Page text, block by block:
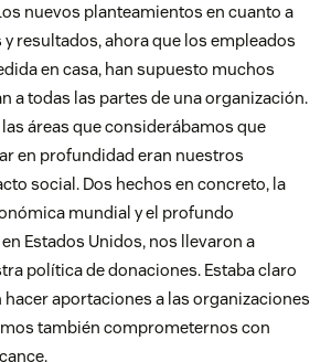
nuevos planteamientos en cuanto a
resultados, ahora que los empleados
en casa, han supuesto muchos
a todas las partes de una organización.
las áreas que considerábamos que
en profundidad eran nuestros
social. Dos hechos en concreto, la
mundial y el profundo
Estados Unidos, nos llevaron a
política de donaciones. Estaba claro
hacer aportaciones a las organizaciones
también comprometernos con